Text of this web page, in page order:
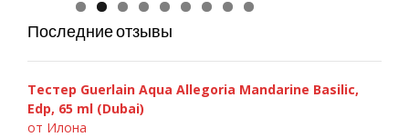
Последние отзывы
Тестер Guerlain Aqua Allegoria Mandarine Basilic,
Edp, 65 ml (Dubai)
от Илона